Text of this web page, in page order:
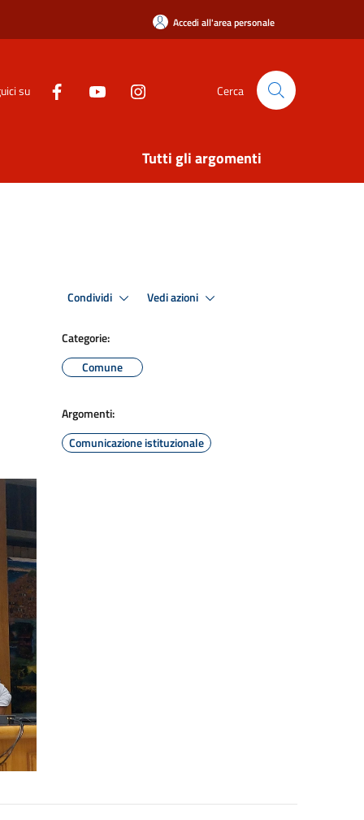
Accedi all'area personale
su Cerca
Tutti gli argomenti
Condividi Vedi azioni
Categorie:
Comune
Argomenti:
Comunicazione istituzionale